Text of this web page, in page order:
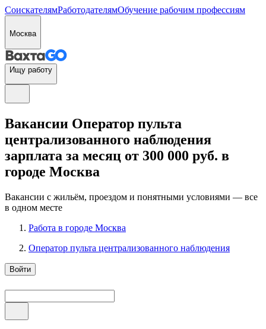
СоискателямРаботодателямОбучение рабочим профессиям
Москва
Ищу работу
Вакансии Оператор пульта
централизованного наблюдения
зарплата за месяц от 300 000 руб. в
городе Москва
Вакансии с жильём, проездом и понятными условиями — все
в одном месте
Работа в городе Москва
Оператор пульта централизованного наблюдения
Войти